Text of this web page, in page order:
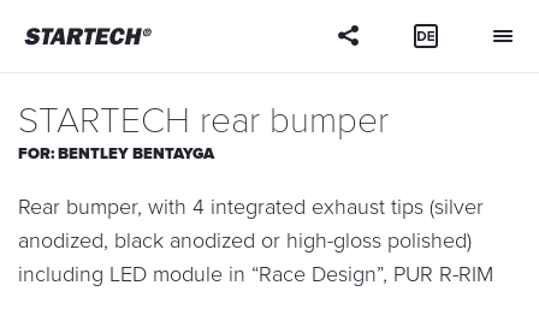
STARTECH rear bumper
FOR:BENTLEY BENTAYGA
Rear bumper, with 4 integrated exhaust tips (silver
anodized, black anodized or high-gloss polished)
including LED module in “Race Design”, PUR R-RIM